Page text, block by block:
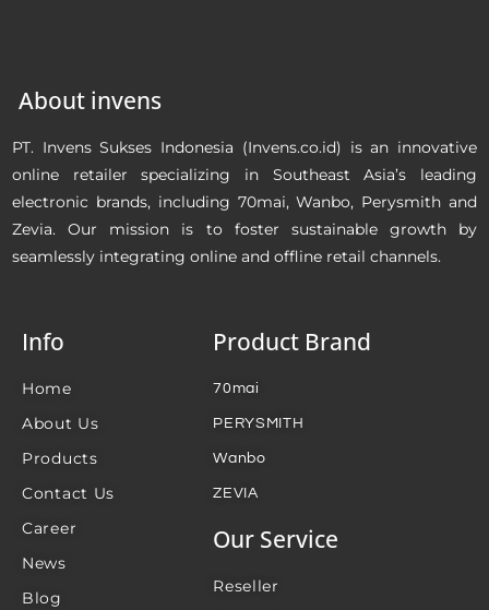
About invens
PT. Invens Sukses Indonesia (Invens.co.id) is an innovative
online retailer specializing in Southeast Asia’s leading
electronic brands, including 70mai, Wanbo, Perysmith and
Zevia. Our mission is to foster sustainable growth by
seamlessly integrating online and offline retail channels.
Info
Home
About Us
Products
Contact Us
Career
News
Blog
Product Brand
70mai
PERYSMITH
Wanbo
ZEVIA
Our Service
Reseller